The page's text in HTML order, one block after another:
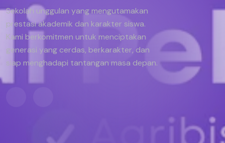
Sekolah unggulan yang mengutamakan
prestasi akademik dan karakter siswa.
Kami berkomitmen untuk menciptakan
generasi yang cerdas, berkarakter, dan
siap menghadapi tantangan masa depan.